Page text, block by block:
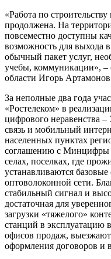
«Работа по
продолжена. На
повсеместно доступны
возможность для выхода
обычный пакет услуг,
учебы, коммуникации», –
области Игорь
За неполные два года
«Ростелеком» в
цифрового неравенства
связь и мобильный
населенных пунктах
соглашению с Минцифры
селах, поселках, где
устанавливаются
оптоволоконной сети.
стабильный сигнал и
достаточная для
загрузки «тяжелого»
станций в эксплуатацию
офисов продаж,
оформления договоров и